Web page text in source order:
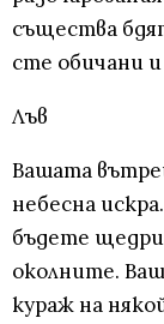
същества
сте обичани
Лъв
Вашата
небесна
бъдете
околните.
кураж на